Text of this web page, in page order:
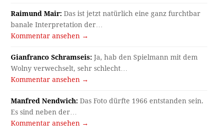
Raimund Mair: Das ist jetzt natürlich eine ganz furchtbar
banale Interpretation der…
Kommentar ansehen →
Gianfranco Schramseis: Ja, hab den Spielmann mit dem
Wolny verwechselt, sehr schlecht…
Kommentar ansehen →
Manfred Nendwich: Das Foto dürfte 1966 entstanden sein.
Es sind neben der…
Kommentar ansehen →